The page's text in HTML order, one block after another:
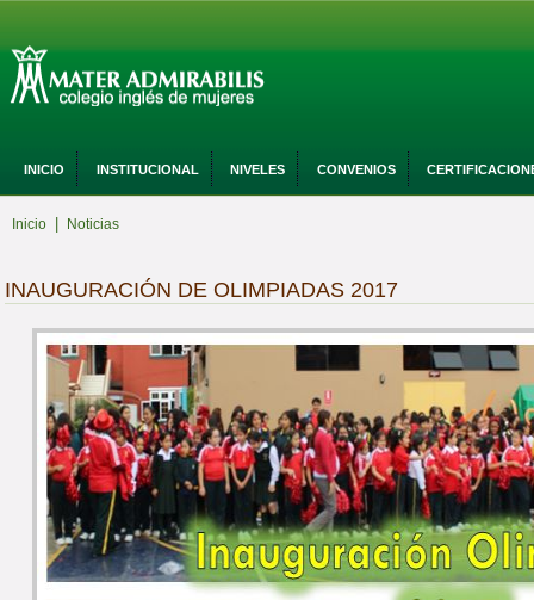
INICIO INSTITUCIONAL NIVELES CONVENIOS
Inicio Noticias
INAUGURACIÓN DE OLIMPIADAS 2017